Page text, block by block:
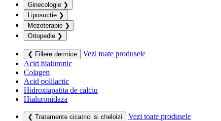
Ginecologie ❯
Liposuctie ❯
Mezoterapie ❯
Ortopedie ❯
❮ Fillere dermice
Vezi toate produsele
Acid hialuronic
Colagen
Acid polilactic
Hidroxiapatita de calciu
Hialuronidaza
❮ Tratamente cicatrici si cheloizi
Vezi toate produsele